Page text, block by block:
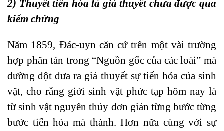
2) Thuyết tiến hóa là giả thuyết chưa được qua
kiểm chứng
Năm 1859, Đác-uyn căn cứ trên một vài trường
hợp phân tán trong “Nguồn gốc của các loài” mà
đường đột đưa ra giả thuyết sự tiến hóa của sinh
vật, cho rằng giới sinh vật phức tạp hôm nay là
từ sinh vật nguyên thủy đơn giản từng bước từng
bước tiến hóa mà thành. Hơn nữa cùng với sự